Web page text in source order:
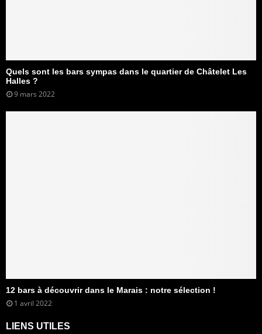
Quels sont les bars sympas dans le quartier de Châtelet Les
Halles ?
9 mars 2022
12 bars à découvrir dans le Marais : notre sélection !
1 avril 2022
LIENS UTILES